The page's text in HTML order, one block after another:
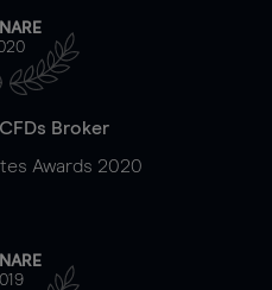
Broker
Awards 2020